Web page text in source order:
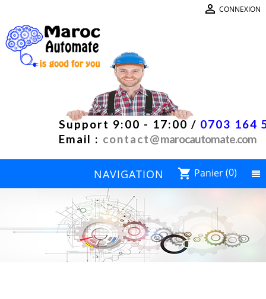
 CONNEXION
Support 9:00 - 17:00 / 0703 164
Email : contact@marocautomate.com
shopping_cart Panier(0)
NAVIGATION